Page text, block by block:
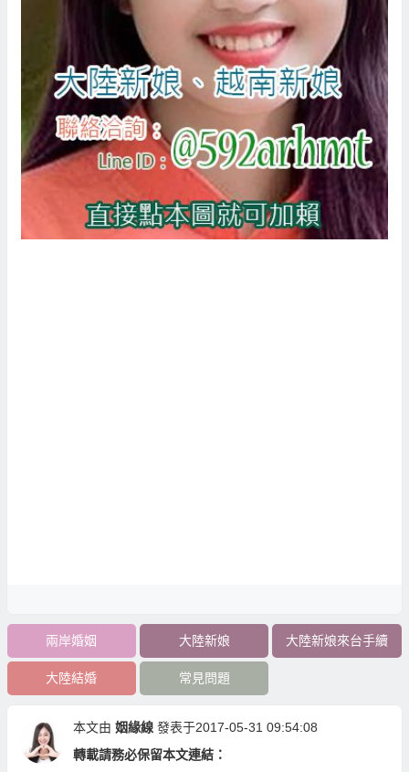
兩岸婚姻 大陸新娘 大陸新娘來台手續
大陸結婚 常見問題
本文由 姻緣線 發表于2017-05-31 09:54:08
轉載請務必保留本文連結：